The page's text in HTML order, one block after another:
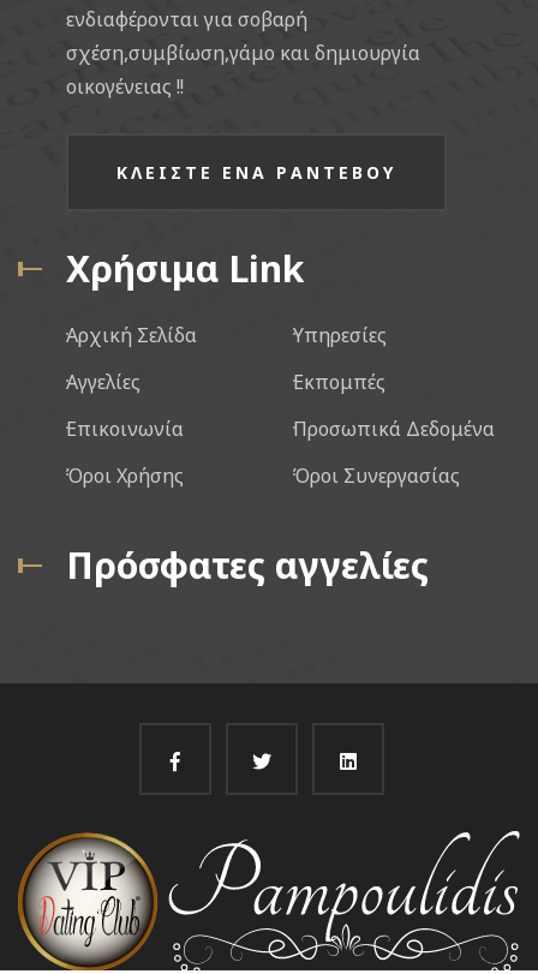
ενδιαφέρονται για σοβαρή
σχέση,συμβίωση,γάμο και δημιουργία
οικογένειας !!
ΚΛΕΙΣΤΕ ΕΝΑ ΡΑΝΤΕΒΟΥ
Χρήσιμα Link
Αρχική Σελίδα
Υπηρεσίες
Αγγελίες
Εκπομπές
Επικοινωνία
Προσωπικά Δεδομένα
Όροι Χρήσης
Όροι Συνεργασίας
Πρόσφατες αγγελίες